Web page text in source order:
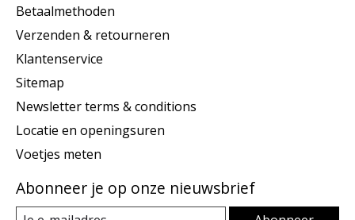
Betaalmethoden
Verzenden & retourneren
Klantenservice
Sitemap
Newsletter terms & conditions
Locatie en openingsuren
Voetjes meten
Abonneer je op onze nieuwsbrief